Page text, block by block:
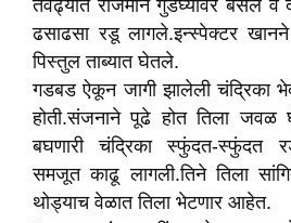
तेवढ्यात राजमाने गुडघ्यावर बसले व
ढसाढसा रडू लागले.इन्स्पेक्टर
पिस्तुल ताब्यात घेतले.
गडबड ऐकून जागी झालेली चंद्रिका
होती.संजनाने पूढे होत तिला जवळ
बघणारी चंद्रिका स्फुंदत-स्फुंदत
समजूत काढू लागली.तिने तिला
थोड्याच वेळात तिला भेटणार आहेत.